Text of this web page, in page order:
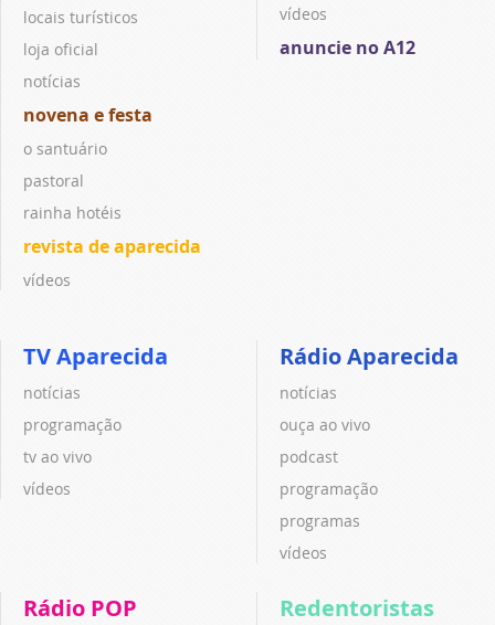
locais turísticos
loja oficial
notícias
novena e festa
o santuário
pastoral
rainha hotéis
revista de aparecida
vídeos
vídeos
anuncie no A12
TV Aparecida
notícias
programação
tv ao vivo
vídeos
Rádio Aparecida
notícias
ouça ao vivo
podcast
programação
programas
vídeos
Rádio POP Redentoristas